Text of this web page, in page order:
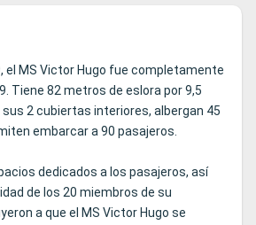
el MS Victor Hugo fue completamente
Tiene 82 metros de eslora por 9,5
2 cubiertas interiores, albergan 45
embarcar a 90 pasajeros.
dedicados a los pasajeros, así
de los 20 miembros de su
a que el MS Victor Hugo se